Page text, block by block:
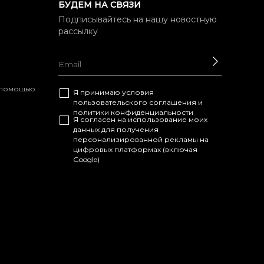
помощью
БУДЕМ НА СВЯЗИ
Подписывайтесь на нашу новостную
рассылку
Я принимаю условия
пользовательского соглашения и
политики конфиденциальности
Я согласен на использование моих
данных для получения
персонализированной рекламы на
цифровых платформах (включая
Google)